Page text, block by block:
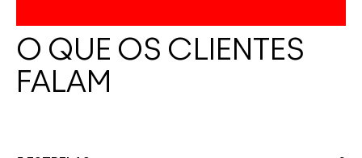
O QUE OS CLIENTES
FALAM